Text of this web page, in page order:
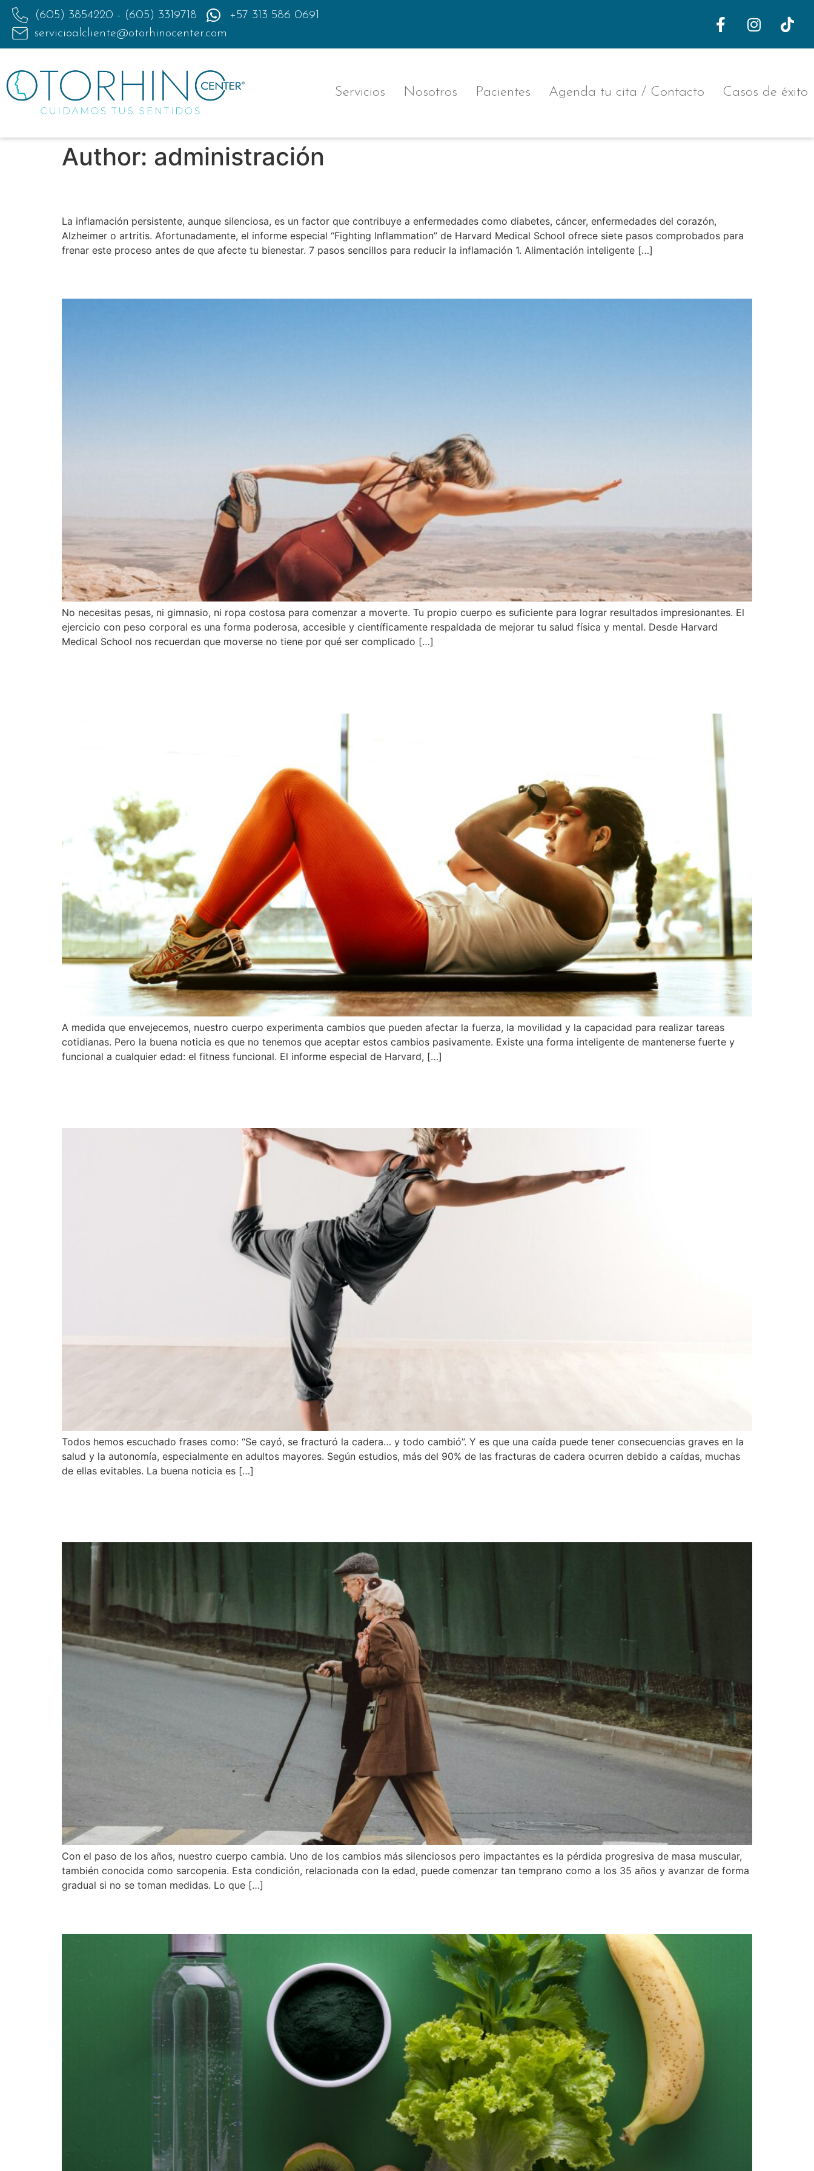
(605) 3854220 - (605) 3319718
+57 313 586 0691
servicioalcliente@otorhinocenter.com
Servicios Nosotros Pacientes Agenda tu cita / Contacto Casos de éxito
Author: administración
La inflamación persistente, aunque silenciosa, es un factor que contribuye a enfermedades como diabetes, cáncer, enfermedades del corazón,
Alzheimer o artritis. Afortunadamente, el informe especial “Fighting Inflammation” de Harvard Medical School ofrece siete pasos comprobados para
frenar este proceso antes de que afecte tu bienestar. 7 pasos sencillos para reducir la inflamación 1. Alimentación inteligente […]
No necesitas pesas, ni gimnasio, ni ropa costosa para comenzar a moverte. Tu propio cuerpo es suficiente para lograr resultados impresionantes. El
ejercicio con peso corporal es una forma poderosa, accesible y científicamente respaldada de mejorar tu salud física y mental. Desde Harvard
Medical School nos recuerdan que moverse no tiene por qué ser complicado […]
A medida que envejecemos, nuestro cuerpo experimenta cambios que pueden afectar la fuerza, la movilidad y la capacidad para realizar tareas
cotidianas. Pero la buena noticia es que no tenemos que aceptar estos cambios pasivamente. Existe una forma inteligente de mantenerse fuerte y
funcional a cualquier edad: el fitness funcional. El informe especial de Harvard, […]
Todos hemos escuchado frases como: “Se cayó, se fracturó la cadera… y todo cambió”. Y es que una caída puede tener consecuencias graves en la
salud y la autonomía, especialmente en adultos mayores. Según estudios, más del 90% de las fracturas de cadera ocurren debido a caídas, muchas
de ellas evitables. La buena noticia es […]
Con el paso de los años, nuestro cuerpo cambia. Uno de los cambios más silenciosos pero impactantes es la pérdida progresiva de masa muscular,
también conocida como sarcopenia. Esta condición, relacionada con la edad, puede comenzar tan temprano como a los 35 años y avanzar de forma
gradual si no se toman medidas. Lo que […]